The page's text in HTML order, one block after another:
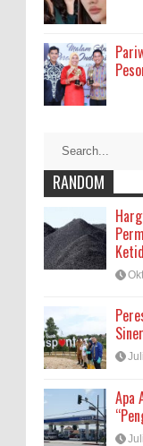
RANDOM
Apa